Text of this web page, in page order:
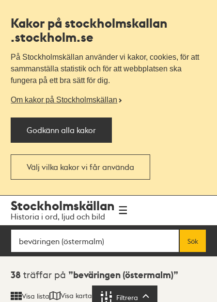
Kakor på stockholmskallan
.stockholm.se
På Stockholmskällan använder vi kakor, cookies, för att
sammanställa statistik och för att webbplatsen ska
fungera på ett bra sätt för dig.
Om kakor på Stockholmskällan
Godkänn alla kakor
Välj vilka kakor vi får använda
navigationen
huvudinnehållet
Stockholmskällan
Historia i ord, ljud och bild
Sök
Sök
Sökresultat
38 träffar på beväringen (östermalm)
Visa lista Visa karta Filtrera